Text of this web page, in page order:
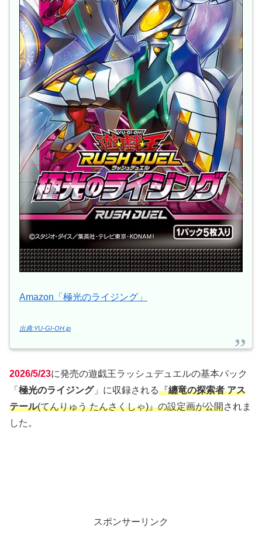
Amazon「極光のライジング」
出典:YU-GI-OH.jp
2026/5/23に発売の遊戯王ラッシュデュエルの基本パック
「 極光のライジング」に収録される『纏竜の探索者 アス
テール(てんりゅう たんさくしゃ)』の設定画が公開されま
した。
スポンサーリンク